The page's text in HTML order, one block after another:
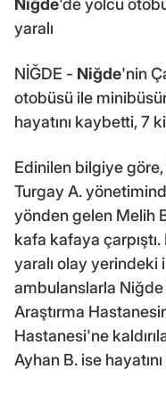
Niğde'de yolcu
yaralı
NİĞDE - Niğde'nin
otobüsü ile
hayatını kaybetti, 7
Edinilen bilgiye
Turgay A.
yönden gelen Melih
kafa kafaya
yaralı olay yerindeki
ambulanslarla
Araştırma
Hastanesi'ne
Ayhan B. ise